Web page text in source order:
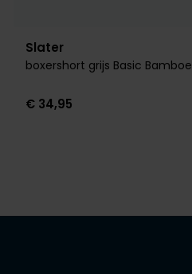
Slater
boxershort grijs Basic Bamboe
€ 34,95